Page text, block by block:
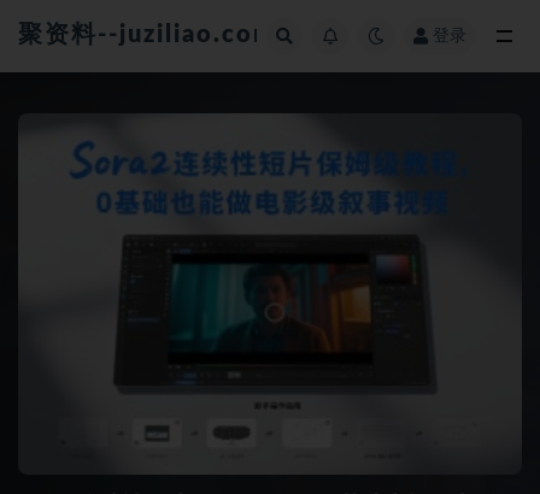
聚资料--juziliao.com--全网资料整合平台
登录